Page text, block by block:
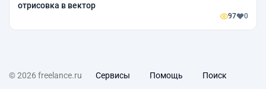
отрисовка в вектор
97 0
© 2026 freelance.ru Сервисы Помощь Поиск